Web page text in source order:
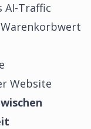
AI-Traffic
Website